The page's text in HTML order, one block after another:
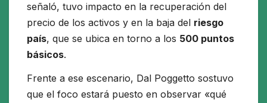
señaló, tuvo impacto en la recuperación del
precio de los activos y en la baja del riesgo
país, que se ubica en torno a los 500 puntos
básicos.
Frente a ese escenario, Dal Poggetto sostuvo
que el foco estará puesto en observar «qué